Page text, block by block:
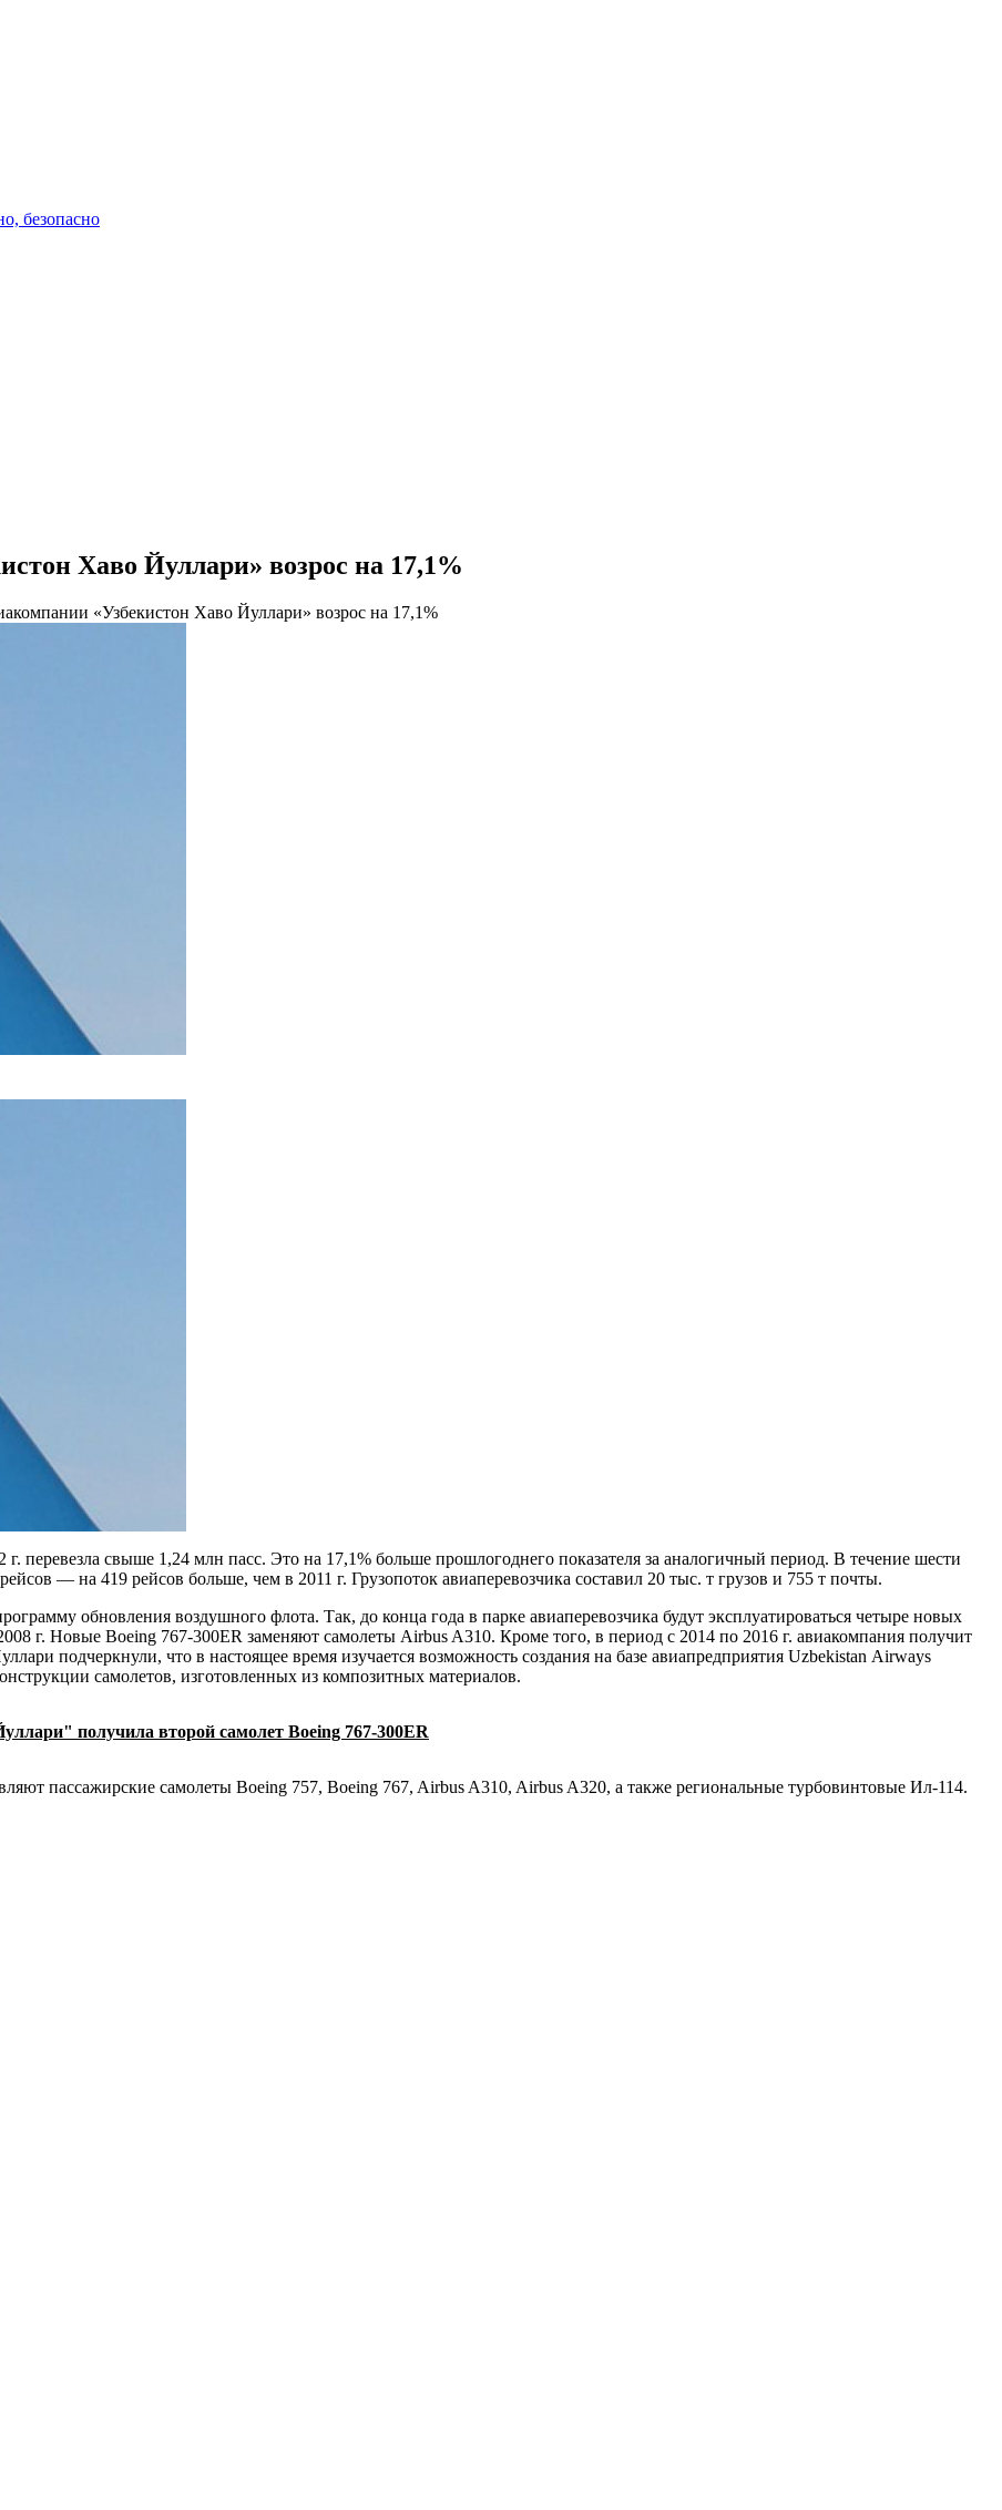
безопасно
Хаво Йуллари» возрос на 17,1%
«Узбекистон Хаво Йуллари» возрос на 17,1%
г. перевезла свыше 1,24 млн пасс. Это на 17,1% больше прошлогоднего показателя за аналогичный период. В течение шести
— на 419 рейсов больше, чем в 2011 г. Грузопоток авиаперевозчика составил 20 тыс. т грузов и 755 т почты.
обновления воздушного флота. Так, до конца года в парке авиаперевозчика будут эксплуатироваться четыре новых
г. Новые Boeing 767-300ER заменяют самолеты Airbus A310. Кроме того, в период с 2014 по 2016 г. авиакомпания получит
подчеркнули, что в настоящее время изучается возможность создания на базе авиапредприятия Uzbekistan Аirways
самолетов, изготовленных из композитных материалов.
получила второй самолет Boeing 767-300ER
пассажирские самолеты Boeing 757, Boeing 767, Airbus A310, Airbus A320, а также региональные турбовинтовые Ил-114.